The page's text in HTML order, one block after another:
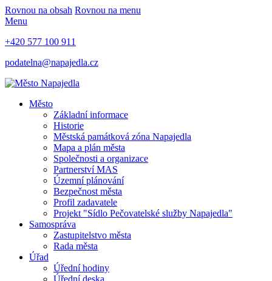
Rovnou na obsah Rovnou na menu
Menu
+420 577 100 911
podatelna@napajedla.cz
Město
Základní informace
Historie
Městská památková zóna Napajedla
Mapa a plán města
Společnosti a organizace
Partnerství MAS
Územní plánování
Bezpečnost města
Profil zadavatele
Projekt "Sídlo Pečovatelské služby Napajedla"
Samospráva
Zastupitelstvo města
Rada města
Úřad
Úřední hodiny
Úřední deska